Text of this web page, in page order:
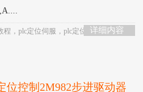
详细内容
程 ，plc定位伺服 ，plc定位控制 ，信捷
位控制2M982步进驱动器